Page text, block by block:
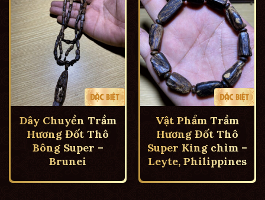
Dây Chuyền Trầm
Hương Đốt Thô
Bông Super –
Brunei
Vật Phẩm Trầm
Hương Đốt Thô
Super King chìm –
Leyte, Philippines